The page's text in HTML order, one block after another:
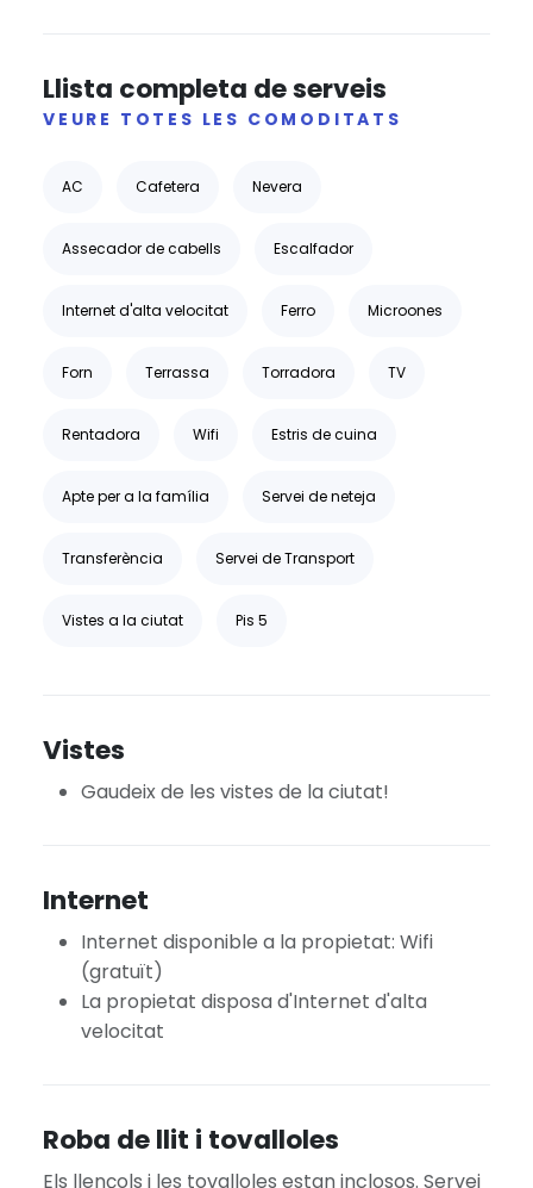
Llista completa de serveis
VEURE TOTES LES COMODITATS
AC Cafetera Nevera
Assecador de cabells Escalfador
Internet d'alta velocitat Ferro Microones
Forn Terrassa Torradora TV
Rentadora Wifi Estris de cuina
Apte per a la família Servei de neteja
Transferència Servei de Transport
Vistes a la ciutat Pis 5
Vistes
Gaudeix de les vistes de la ciutat!
Internet
Internet disponible a la propietat: Wifi
(gratuït)
La propietat disposa d'Internet d'alta
velocitat
Roba de llit i tovalloles
Els llençols i les tovalloles estan inclosos. Servei